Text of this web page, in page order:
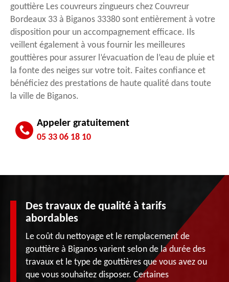
gouttière Les couvreurs zingueurs chez Couvreur
Bordeaux 33 à Biganos 33380 sont entièrement à votre
disposition pour un accompagnement efficace. Ils
veillent également à vous fournir les meilleures
gouttières pour assurer l’évacuation de l’eau de pluie et
la fonte des neiges sur votre toit. Faites confiance et
bénéficiez des prestations de haute qualité dans toute
la ville de Biganos.
Appeler gratuitement
05 33 06 18 10
Des travaux de qualité à tarifs
abordables
Le coût du nettoyage et le remplacement de
gouttière à Biganos varient selon de la durée des
travaux et le type de gouttières que vous avez ou
que vous souhaitez disposer. Certaines